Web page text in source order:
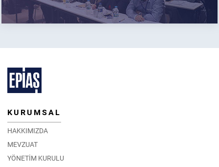
KURUMSAL
HAKKIMIZDA
MEVZUAT
YÖNETİM KURULU